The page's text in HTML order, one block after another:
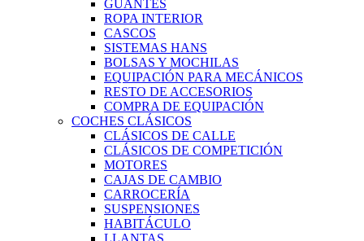
GUANTES
ROPA INTERIOR
CASCOS
SISTEMAS HANS
BOLSAS Y MOCHILAS
EQUIPACIÓN PARA MECÁNICOS
RESTO DE ACCESORIOS
COMPRA DE EQUIPACIÓN
COCHES CLÁSICOS
CLÁSICOS DE CALLE
CLÁSICOS DE COMPETICIÓN
MOTORES
CAJAS DE CAMBIO
CARROCERÍA
SUSPENSIONES
HABITÁCULO
LLANTAS